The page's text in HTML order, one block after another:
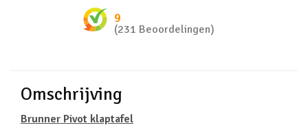
9
(231 Beoordelingen)
Omschrijving
Brunner Pivot klaptafel